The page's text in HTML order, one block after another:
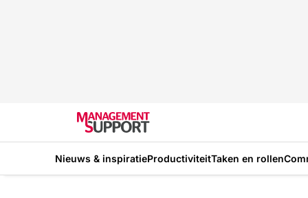
Nieuws & inspiratieProductiviteitTaken en rollen